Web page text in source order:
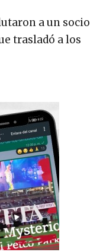
a un socio
trasladó a los